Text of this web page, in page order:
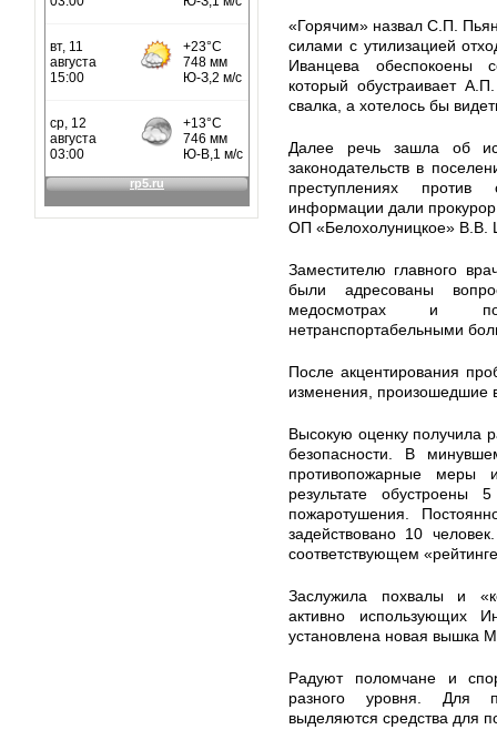
«Горячим» назвал С.П.
силами с утилизацией
Иванцева обеспокоены
который обустраивает
свалка, а хотелось бы
Далее речь зашла об
законодательств в
преступлениях
информации дали
ОП «Белохолуницкое» В.В.
Заместителю главного
были адресованы
медосмотрах и
нетранспортабельными
После акцентирования
изменения, произошедшие
Высокую оценку получила
безопасности. В
противопожарные меры
результате
пожаротушения.
задействовано 10
соответствующем
Заслужила похвалы и
активно использующих
установлена новая вышка
Радуют поломчане и
разного уровня. Для
выделяются средства для